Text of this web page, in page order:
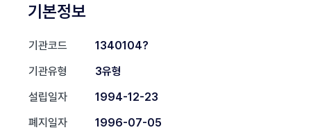
기본정보
기관코드
1340104?
기관유형
3유형
설립일자
1994-12-23
폐지일자
1996-07-05